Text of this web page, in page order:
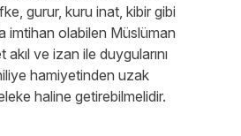
gurur, kuru inat, kibir gibi
imtihan olabilen Müslüman
ve izan ile duygularını
hamiyetinden uzak
haline getirebilmelidir.